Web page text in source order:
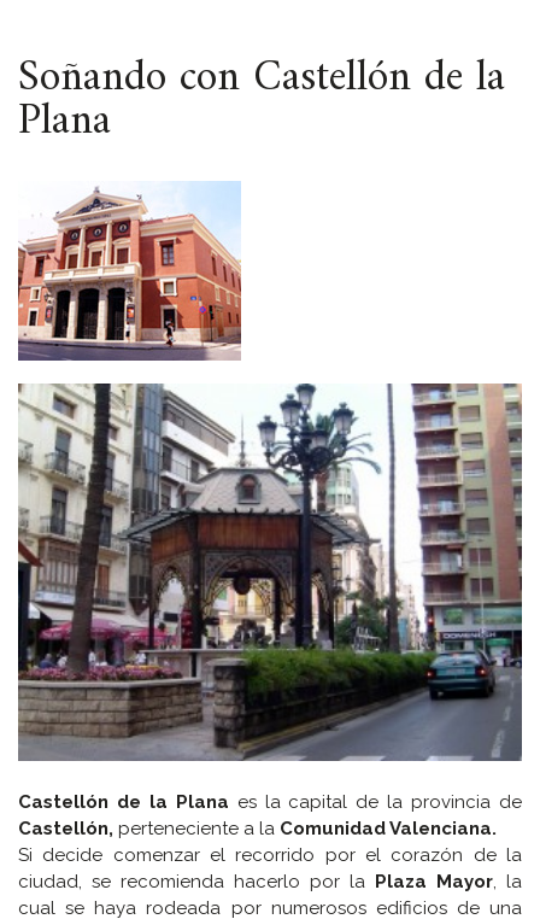
ESPACIO
Soñando con Castellón de la
Plana
Castellón de la Plana es la capital de la provincia de
Castellón, perteneciente a la Comunidad Valenciana.
Si decide comenzar el recorrido por el corazón de la
ciudad, se recomienda hacerlo por la Plaza Mayor, la
cual se haya rodeada por numerosos edificios de una